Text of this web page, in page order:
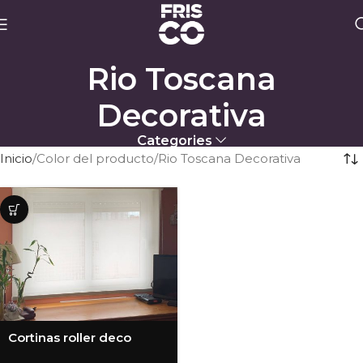
Rio Toscana
Decorativa
Categories
Inicio Color del producto Rio Toscana Decorativa
Cortinas roller deco